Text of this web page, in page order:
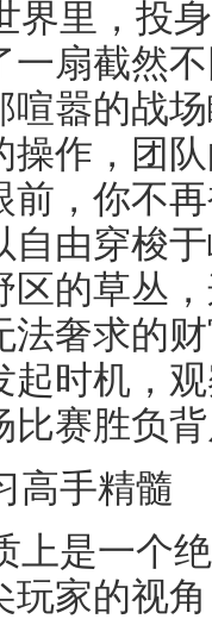
界里，投
一扇截然
喧嚣的战
操作，团
前，你不
自由穿梭
区的草丛
法奢求的
起时机，
比赛胜负
高手精髓
上是一个
玩家的视